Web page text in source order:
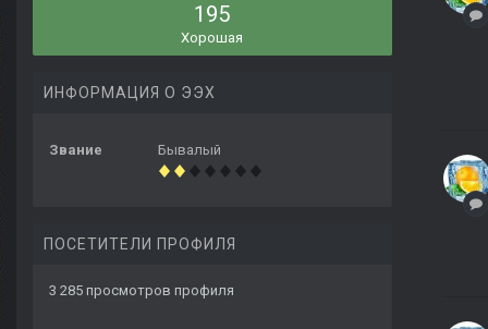
195
Хорошая
ИНФОРМАЦИЯ О ЭЭХ
Звание Бывалый
ПОСЕТИТЕЛИ ПРОФИЛЯ
3 285 просмотров профиля